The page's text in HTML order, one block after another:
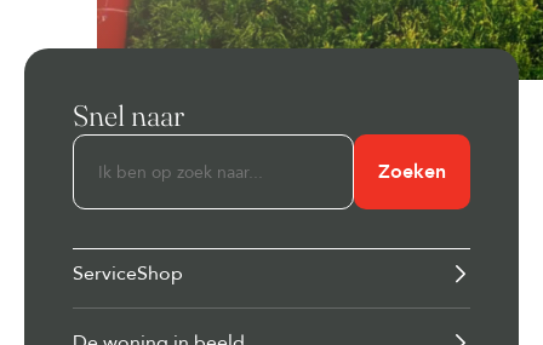
Snel naar
Zoeken
ServiceShop